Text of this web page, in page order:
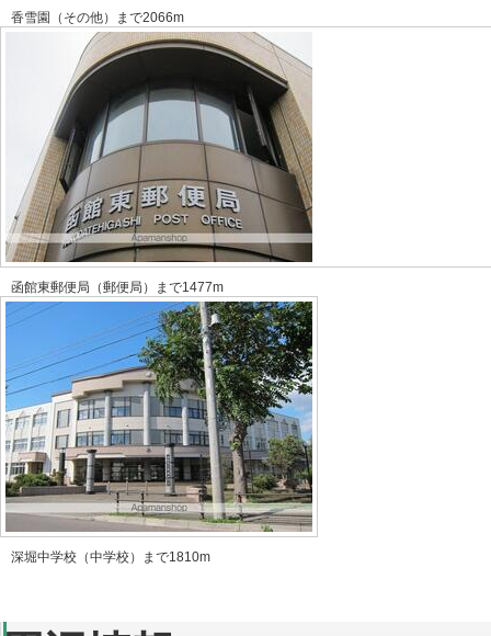
香雪園（その他）まで2066m
函館東郵便局（郵便局）まで1477m
深堀中学校（中学校）まで1810m